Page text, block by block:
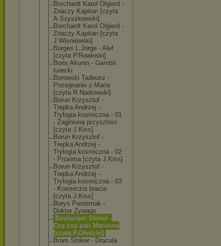
Borchardt Karol Olgierd -
Znaczy Kapitan [czyta
A.Szyszkowski]
Borchardt Karol Olgierd -
Znaczy Kapitan [czyta
J.Wisniewski]
Borges L.Jorge - Alef
[czyta P.Rowinski]
Boris Akunin - Gambit
turecki
Borowski Tadeusz -
Pozegnanie z Maria
[czyta R.Nadrowski]
Borun Krzysztof -
Trepka Andrzej -
Trylogia kosmiczna - 01
- Zaginiona przyszlosc
[czyta J.Kiss]
Borun Krzysztof -
Trepka Andrzej -
Trylogia kosmiczna - 02
- Proxima [czyta J.Kiss]
Borun Krzysztof -
Trepka Andrzej -
Trylogia kosmiczna - 03
- Kosmiczni bracia
[czyta J.Kiss]
Borys Pasternak -
Doktor Żywago
Boulanger Daniel -
Czy zna pan Maronne
[czyta P.Oledzki]
Bram Stoker - Dracula